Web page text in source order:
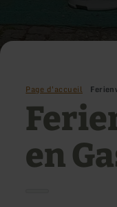
Page d'accueil
en